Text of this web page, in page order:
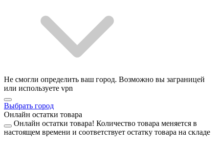
Не смогли определить ваш город. Возможно вы заграницей
или используете vpn
Выбрать город
Онлайн остатки товара
Онлайн остатки товара! Количество товара меняется в
настоящем времени и соответствует остатку товара на складе